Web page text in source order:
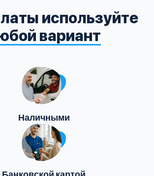
используйте
вариант
Наличными
Банковской картой